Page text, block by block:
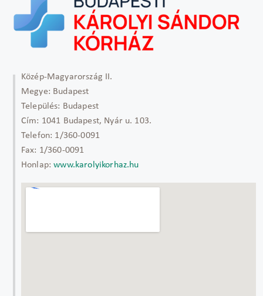
Közép-Magyarország II.
Megye: Budapest
Település: Budapest
Cím: 1041 Budapest, Nyár u. 103.
Telefon: 1/360-0091
Fax: 1/360-0091
Honlap:www.karolyikorhaz.hu